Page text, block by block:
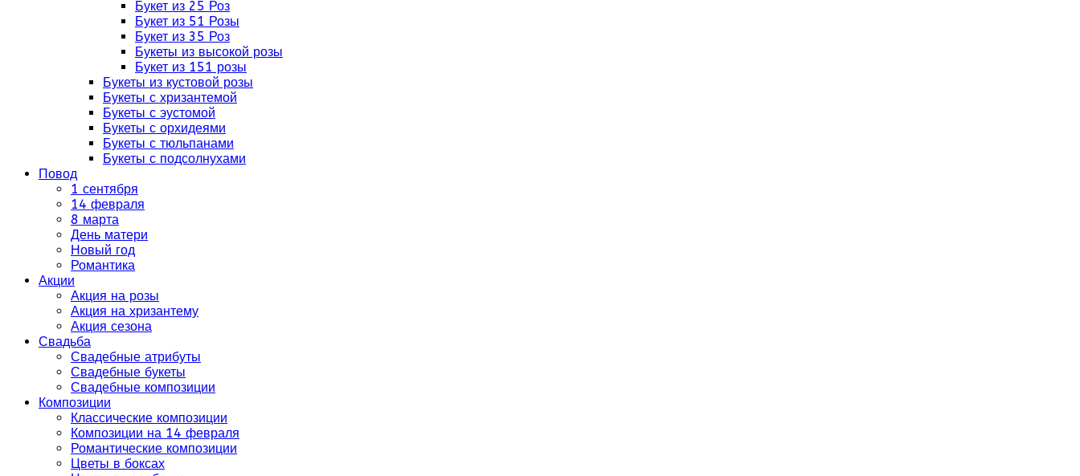
Букет из 25 Роз
Букет из 51 Розы
Букет из 35 Роз
Букеты из высокой розы
Букет из 151 розы
Букеты из кустовой розы
Букеты с хризантемой
Букеты с эустомой
Букеты с орхидеями
Букеты с тюльпанами
Букеты с подсолнухами
Повод
1 сентября
14 февраля
8 марта
День матери
Новый год
Романтика
Акции
Акция на розы
Акция на хризантему
Акция сезона
Свадьба
Свадебные атрибуты
Свадебные букеты
Свадебные композиции
Композиции
Классические композиции
Композиции на 14 февраля
Романтические композиции
Цветы в боксах